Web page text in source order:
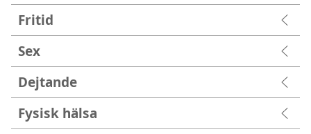
Fritid
Sex
Dejtande
Fysisk hälsa